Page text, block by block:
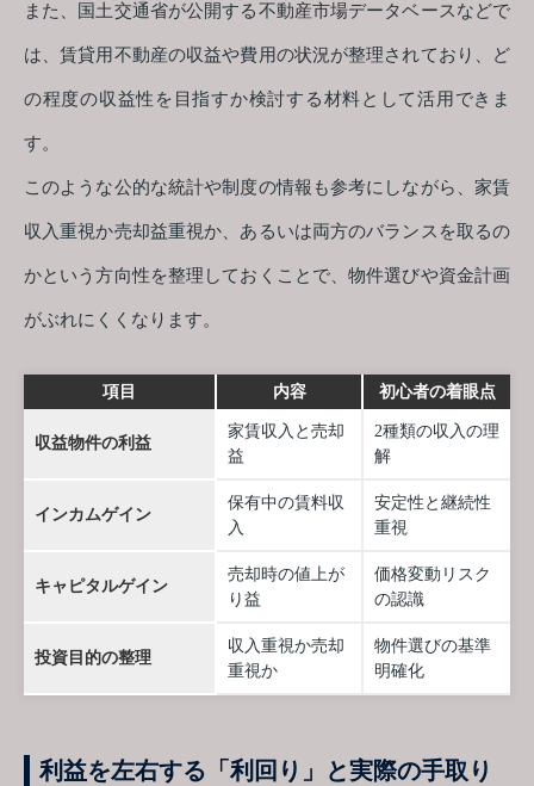
また、国土交通省が公開する不動産市場データベースなどで
は、賃貸用不動産の収益や費用の状況が整理されており、ど
の程度の収益性を目指すか検討する材料として活用できま
す。
このような公的な統計や制度の情報も参考にしながら、家賃
収入重視か売却益重視か、あるいは両方のバランスを取るの
かという方向性を整理しておくことで、物件選びや資金計画
がぶれにくくなります。
項目 内容 初心者の着眼点
収益物件の利益
家賃収入と売却
益
2種類の収入の理
解
インカムゲイン
保有中の賃料収
入
安定性と継続性
重視
キャピタルゲイン
売却時の値上が
り益
価格変動リスク
の認識
投資目的の整理
収入重視か売却
重視か
物件選びの基準
明確化
利益を左右する「利回り」と実際の手取り